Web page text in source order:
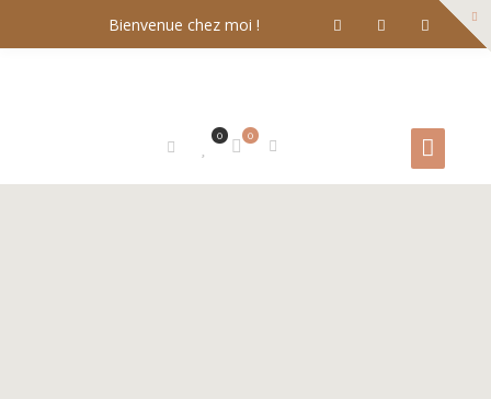
Bienvenue chez moi !
0
0